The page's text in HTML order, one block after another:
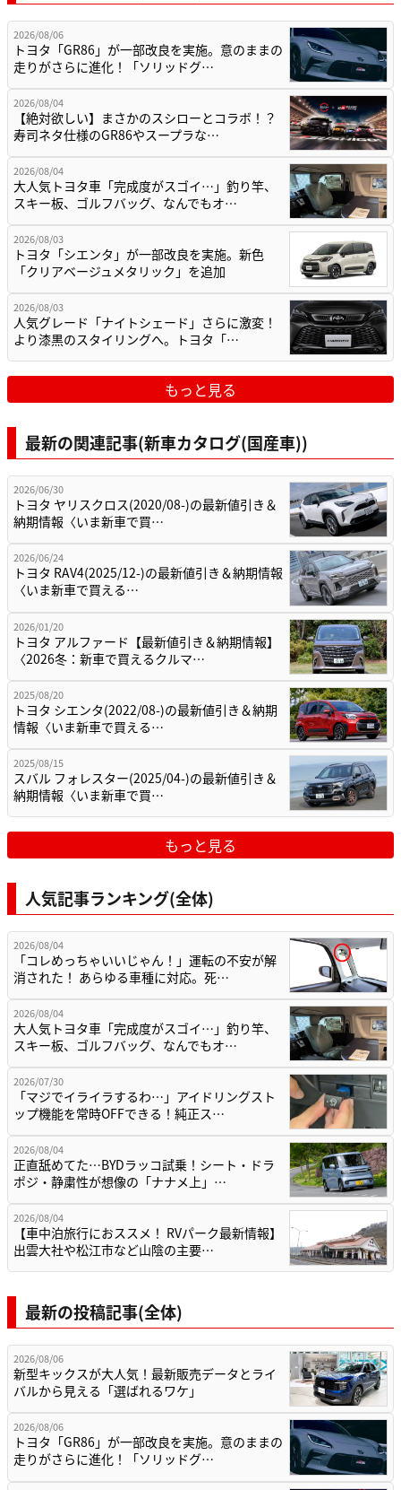
2026/08/06
トヨタ「GR86」が一部改良を実施。意のままの
走りがさらに進化！「ソリッドグ…
2026/08/04
【絶対欲しい】まさかのスシローとコラボ！？
寿司ネタ仕様のGR86やスープラな…
2026/08/04
大人気トヨタ車「完成度がスゴイ…」釣り竿、
スキー板、ゴルフバッグ、なんでもオ…
2026/08/03
トヨタ「シエンタ」が一部改良を実施。新色
「クリアベージュメタリック」を追加
2026/08/03
人気グレード「ナイトシェード」さらに激変！
より漆黒のスタイリングへ。トヨタ「…
もっと見る
最新の関連記事(新車カタログ(国産車))
2026/06/30
トヨタ ヤリスクロス(2020/08-)の最新値引き＆
納期情報〈いま新車で買…
2026/06/24
トヨタ RAV4(2025/12-)の最新値引き＆納期情報
〈いま新車で買える…
2026/01/20
トヨタ アルファード【最新値引き＆納期情報】
〈2026冬：新車で買えるクルマ…
2025/08/20
トヨタ シエンタ(2022/08-)の最新値引き＆納期
情報〈いま新車で買える…
2025/08/15
スバル フォレスター(2025/04-)の最新値引き＆
納期情報〈いま新車で買…
もっと見る
人気記事ランキング(全体)
2026/08/04
「コレめっちゃいいじゃん！」運転の不安が解
消された！ あらゆる車種に対応。死…
2026/08/04
大人気トヨタ車「完成度がスゴイ…」釣り竿、
スキー板、ゴルフバッグ、なんでもオ…
2026/07/30
「マジでイライラするわ…」アイドリングスト
ップ機能を常時OFFできる！純正ス…
2026/08/04
正直舐めてた…BYDラッコ試乗！シート・ドラ
ポジ・静粛性が想像の「ナナメ上」…
2026/08/04
【車中泊旅行におススメ！ RVパーク最新情報】
出雲大社や松江市など山陰の主要…
最新の投稿記事(全体)
2026/08/06
新型キックスが大人気！最新販売データとライ
バルから見える「選ばれるワケ」
2026/08/06
トヨタ「GR86」が一部改良を実施。意のままの
走りがさらに進化！「ソリッドグ…